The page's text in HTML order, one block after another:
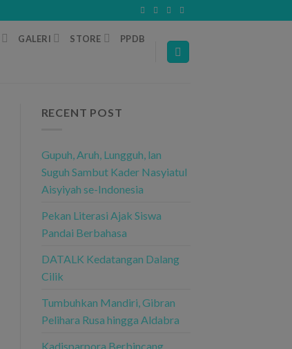
GALERI STORE PPDB
RECENT POST
Gupuh, Aruh, Lungguh, lan
Suguh Sambut Kader Nasyiatul
Aisyiyah se-Indonesia
Pekan Literasi Ajak Siswa
Pandai Berbahasa
DATALK Kedatangan Dalang
Cilik
Tumbuhkan Mandiri, Gibran
Pelihara Rusa hingga Aldabra
Kadisparpora Berbincang